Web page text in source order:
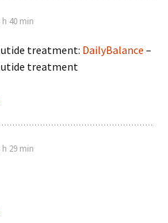
h 40 min
treatment: DailyBalance –
treatment
h 29 min